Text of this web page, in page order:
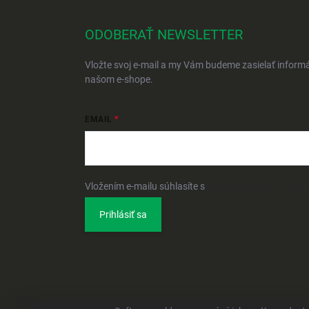
ODOBERAŤ NEWSLETTER
Vložte svoj e-mail a my Vám budeme zasielať
našom e-shope.
EMAIL
Vložením e-mailu súhlasíte s
Prihlásiť sa